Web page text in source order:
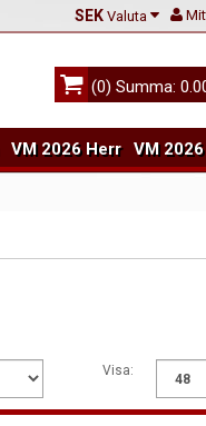
SEK Valuta
(0) Summa:
VM 2026 Herr VM 2026
Visa: